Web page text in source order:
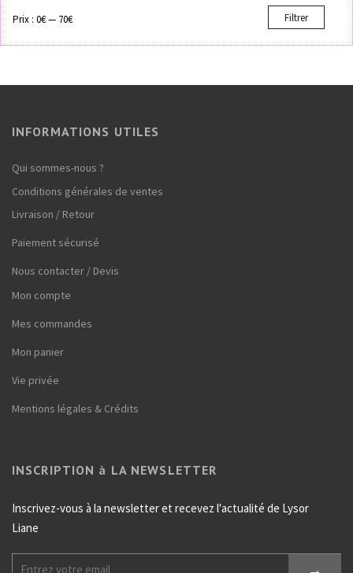
Filtrer
Prix : 0€— 70€
INFORMATIONS UTILES
Qui sommes-nous ?
Conditions générales de ventes
Livraison / Retour
Paiement sécurisé
Nous contacter / Devis
Mon compte
Mes commandes
Mon panier
Vie privée
Mentions légales & Crédits
INSCRIPTION à LA NEWSLETTER
Inscrivez-vous à la newsletter et recevez l'actualité de Lysor
Liane